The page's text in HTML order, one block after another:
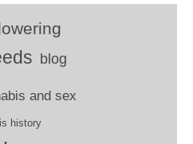
blog
and sex
history